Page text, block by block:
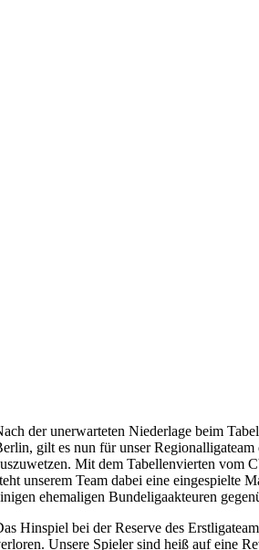
der unerwarteten Niederlage beim
gilt es nun für unser Regionalligateam
Mit dem Tabellenvierten vom
unserem Team dabei eine eingespielte
ehemaligen Bundeligaakteuren
Hinspiel bei der Reserve des
Unsere Spieler sind heiß auf eine